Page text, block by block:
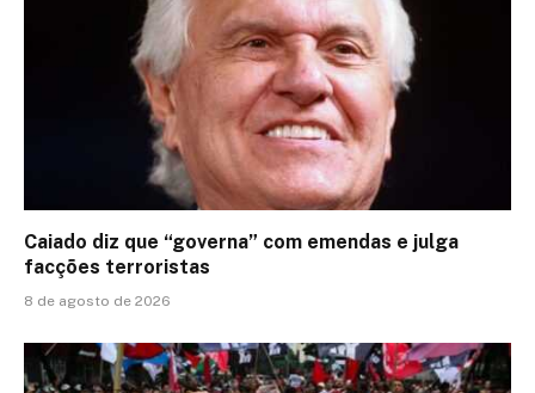
Caiado diz que “governa” com emendas e julga
facções terroristas
8 de agosto de 2026